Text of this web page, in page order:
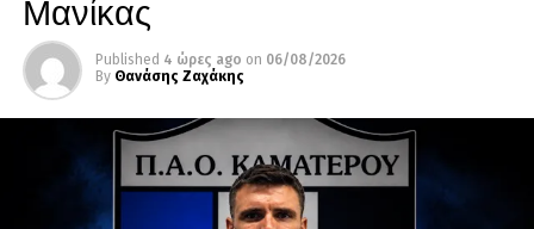
Published 4 ώρες ago on 06/08/2026
By Θανάσης Ζαχάκης